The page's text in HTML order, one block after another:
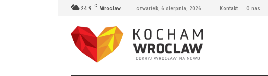
24.9 C Wrocław czwartek, 6 sierpnia, 2026 Kontakt O nas